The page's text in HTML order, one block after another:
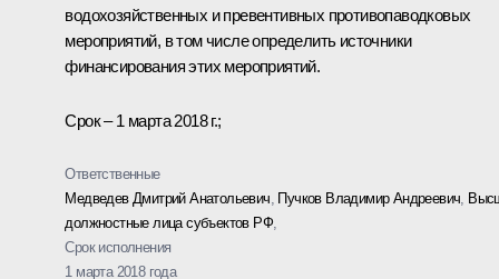
водохозяйственных и превентивных противопаводковых
мероприятий, в том числе определить источники
финансирования этих мероприятий.
Срок – 1 марта 2018 г.;
Ответственные
Медведев Дмитрий Анатольевич Пучков Владимир Андреевич
должностные лица субъектов РФ,
Срок исполнения
1 марта 2018 года